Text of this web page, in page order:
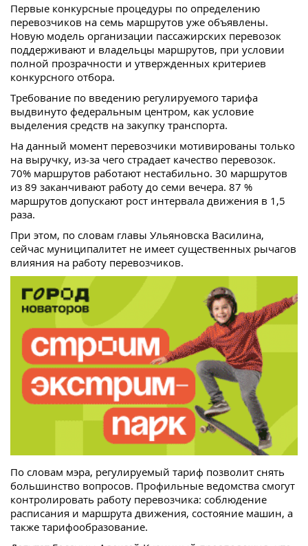
Первые конкурсные процедуры по определению
перевозчиков на семь маршрутов уже объявлены.
Новую модель организации пассажирских перевозок
поддерживают и владельцы маршрутов, при условии
полной прозрачности и утвержденных критериев
конкурсного отбора.
Требование по введению регулируемого тарифа
выдвинуто федеральным центром, как условие
выделения средств на закупку транспорта.
На данный момент перевозчики мотивированы только
на выручку, из-за чего страдает качество перевозок.
70% маршрутов работают нестабильно. 30 маршрутов
из 89 заканчивают работу до семи вечера. 87 %
маршрутов допускают рост интервала движения в 1,5
раза.
При этом, по словам главы Ульяновска Василина,
сейчас муниципалитет не имеет существенных рычагов
влияния на работу перевозчиков.
По словам мэра, регулируемый тариф позволит снять
большинство вопросов. Профильные ведомства смогут
контролировать работу перевозчика: соблюдение
расписания и маршрута движения, состояние машин, а
также тарифообразование.